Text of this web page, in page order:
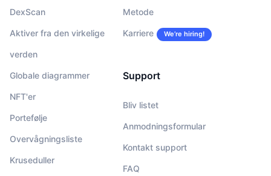
DexScan
Aktiver fra den virkelige
verden
Globale diagrammer
NFT'er
Portefølje
Overvågningsliste
Kruseduller
Metode
Karriere We’re hiring!
Support
Bliv listet
Anmodningsformular
Kontakt support
FAQ